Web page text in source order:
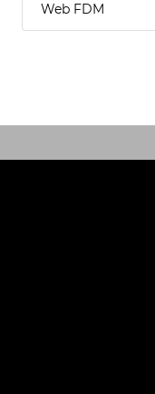
Web FDM